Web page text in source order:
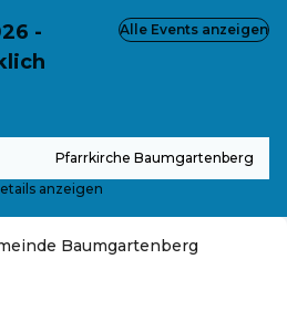
-
Pfarrkirche Baumgartenberg
anzeigen
Alle Events anzeigen
Baumgartenberg